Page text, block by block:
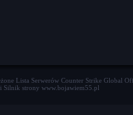
Lista Serwerów Counter Strike Global
Silnik strony www.bojawiem55.pl